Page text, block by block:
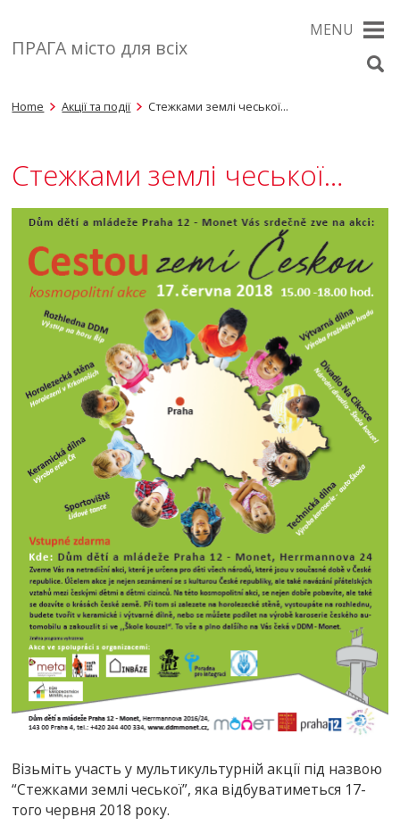
ПРАГА місто для всіх
MENU
Home Акції та події Стежками землі чеської…
Стежками землі чеської…
Візьміть участь у мультикультурній акції під назвою
“Стежками землі чеської”, яка відбуватиметься 17-
того червня 2018 року.